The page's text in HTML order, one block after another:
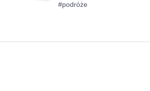
#podróże